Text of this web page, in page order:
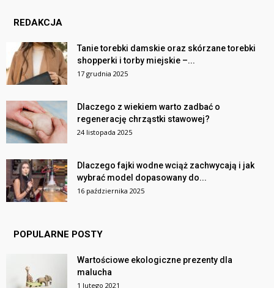
REDAKCJA
Tanie torebki damskie oraz skórzane torebki
shopperki i torby miejskie –...
17 grudnia 2025
Dlaczego z wiekiem warto zadbać o
regenerację chrząstki stawowej?
24 listopada 2025
Dlaczego fajki wodne wciąż zachwycają i jak
wybrać model dopasowany do...
16 października 2025
POPULARNE POSTY
Wartościowe ekologiczne prezenty dla
malucha
1 lutego 2021